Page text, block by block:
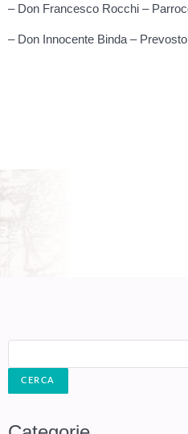
– Don Francesco Rocchi –
– Don Innocente Binda –